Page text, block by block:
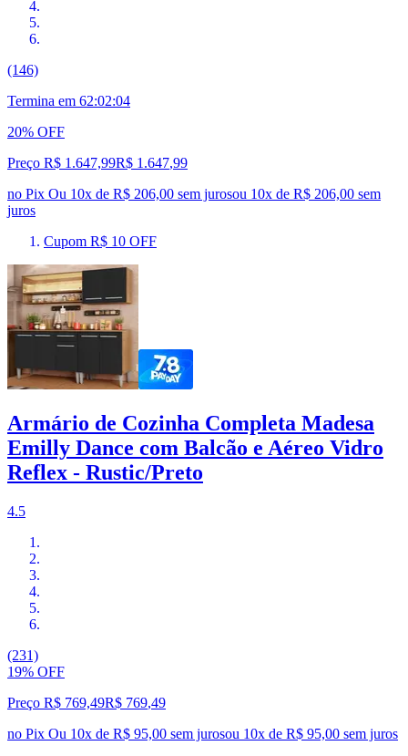
(146)
Termina em 62:02:03
20% OFF
Preço R$ 1.647,99R$ 1.647,99
no Pix Ou 10x de R$ 206,00 sem jurosou 10x de R$ 206,00 sem
juros
Cupom R$ 10 OFF
Armário de Cozinha Completa Madesa
Emilly Dance com Balcão e Aéreo Vidro
Reflex - Rustic/Preto
4.5
(231)
19% OFF
Preço R$ 769,49R$ 769,49
no Pix Ou 10x de R$ 95,00 sem jurosou 10x de R$ 95,00 sem juros